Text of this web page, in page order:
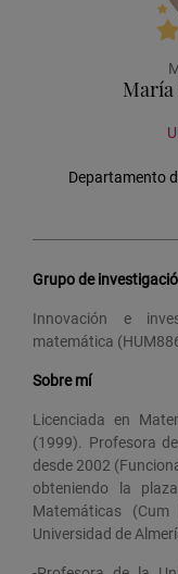
María
Departamento
Grupo de
Innovación e
matemática
Sobre mí
Licenciada en
(1999). Profesora
desde 2002
obteniendo la
Matemáticas
Universidad de